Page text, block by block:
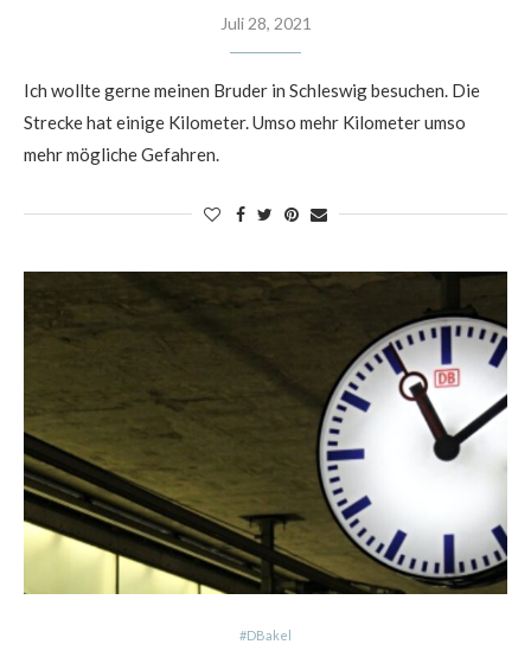
Juli 28, 2021
Ich wollte gerne meinen Bruder in Schleswig besuchen. Die
Strecke hat einige Kilometer. Umso mehr Kilometer umso
mehr mögliche Gefahren.
#DBakel